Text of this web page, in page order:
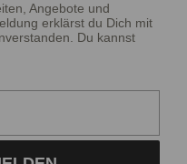
Angebote und
erklärst du Dich mit
Du kannst